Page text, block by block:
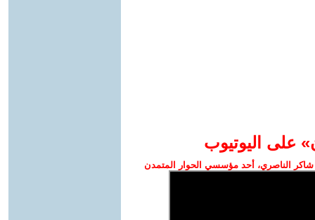
على اليوتيوب
الناصري، أحد مؤسسي الحوار المتمدن